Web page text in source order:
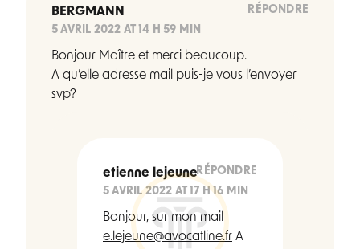
BERGMANN
5 AVRIL 2022 AT 14 H 59 MIN
RÉPONDRE
Bonjour Maître et merci beaucoup.
A qu’elle adresse mail puis-je vous l’envoyer
svp?
etienne lejeune
5 AVRIL 2022 AT 17 H 16 MIN
RÉPONDRE
Bonjour, sur mon mail
e.lejeune@avocatline.fr A